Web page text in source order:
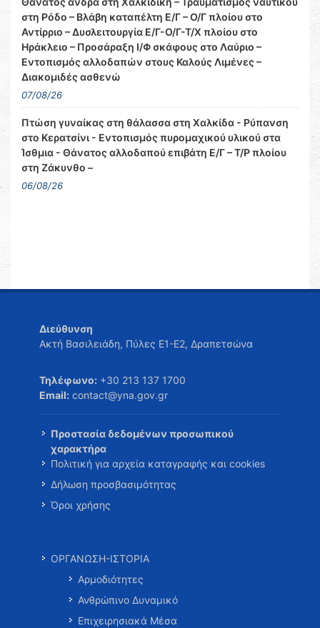
στη Ρόδο – Βλάβη καταπέλτη Ε/Γ – Ο/Γ πλοίου στο
Αντίρριο – Δυσλειτουργία Ε/Γ-Ο/Γ-Τ/Χ πλοίου στο
Ηράκλειο – Προσάραξη Ι/Φ σκάφους στο Λαύριο –
Εντοπισμός αλλοδαπών στους Καλούς Λιμένες –
Διακομιδές ασθενώ
07/08/26
Πτώση γυναίκας στη θάλασσα στη Χαλκίδα - Ρύπανση
στο Κερατσίνι - Εντοπισμός πυρομαχικού υλικού στα
Ίσθμια - Θάνατος αλλοδαπού επιβάτη Ε/Γ – Τ/Ρ πλοίου
στη Ζάκυνθο –
06/08/26
Διεύθυνση
Ακτή Βασιλειάδη, Πύλες Ε1-Ε2, Δραπετσώνα
Τηλέφωνο: +30 213 137 1700
Email: contact@yna.gov.gr
Προστασία δεδομένων προσωπικού
χαρακτήρα
Πολιτική για αρχεία καταγραφής και cookies
Δήλωση προσβασιμότητας
Όροι χρήσης
ΟΡΓΑΝΩΣΗ-ΙΣΤΟΡΙΑ
Αρμοδιότητες
Ανθρώπινο Δυναμικό
Επιχειρησιακά Μέσα